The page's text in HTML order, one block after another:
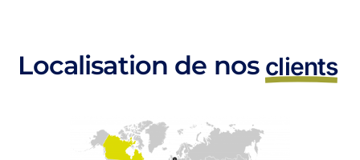
Localisation de nos clients